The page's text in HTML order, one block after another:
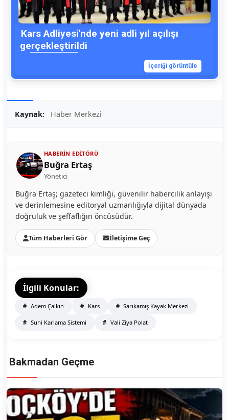
Kars Adliyesi'nde yeni adli yıl açılışı
gerçekleştirildi
İçeriği görüntüle
Kaynak: Haber Merkezi
HABERIN EDITÖRÜ
Buğra Ertaş
Yönetici
Buğra Ertaş; gazeteci kimliği, güvenilir habercilik anlayışı
ve derinlemesine editoryal uzmanlığıyla dijital dünyada
doğruluk ve şeffaflığın öncüsüdür.
Tüm Haberleri Gör İletişime Geç
İlgili Konular:
Adem Çalkın Kars Sarıkamış Kayak Merkezi
Suni Karlama Sistemi Vali Ziya Polat
Bakmadan Geçme